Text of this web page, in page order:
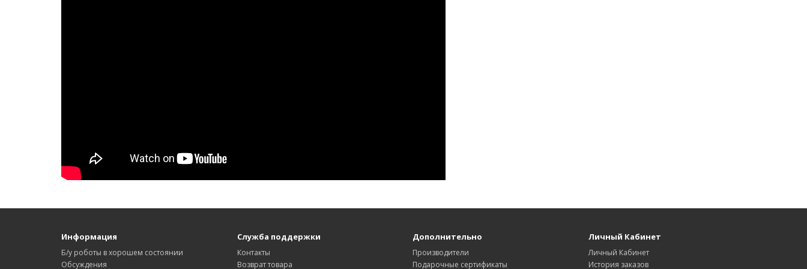
Информация
Б/у роботы в хорошем состоянии
Обсуждения
Служба поддержки
Контакты
Возврат товара
Дополнительно
Производители
Подарочные сертификаты
Личный Кабинет
Личный Кабинет
История заказов